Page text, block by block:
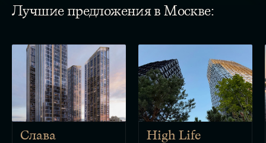
Лучшие предложения в Москве:
Слава High Life